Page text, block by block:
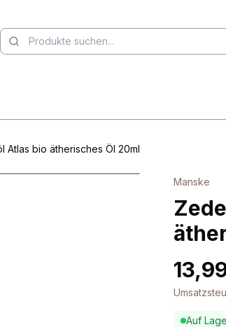
Atlas bio ätherisches Öl 20ml
Manske
Auf